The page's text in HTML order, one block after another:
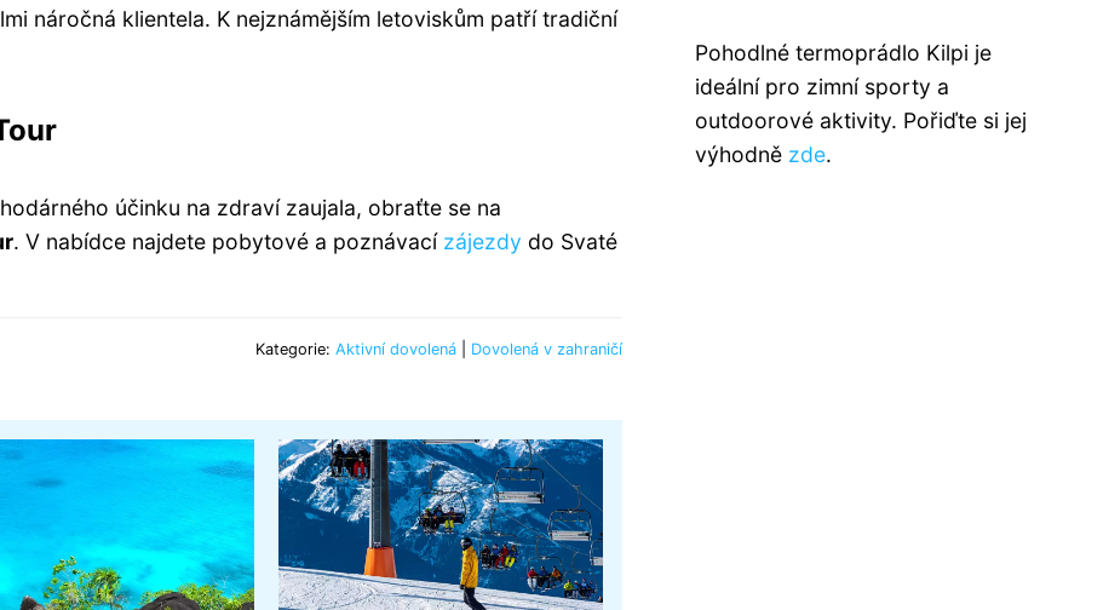
náročná klientela. K nejznámějším letoviskům patří tradiční
účinku na zdraví zaujala, obraťte se na
. V nabídce najdete pobytové a poznávací zájezdy do Svaté
Kategorie: Aktivní dovolená Dovolená v zahraničí
Pohodlné termoprádlo Kilpi je
ideální pro zimní sporty a
outdoorové aktivity. Pořiďte si jej
výhodně zde.